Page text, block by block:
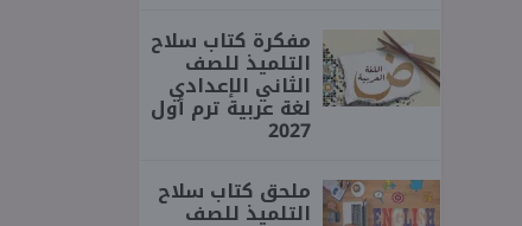
مفكرة كتاب سلاح
التلميذ للصف
الثاني الإعدادي
لغة عربية ترم أول
2027
ملحق كتاب سلاح
التلميذ للصف